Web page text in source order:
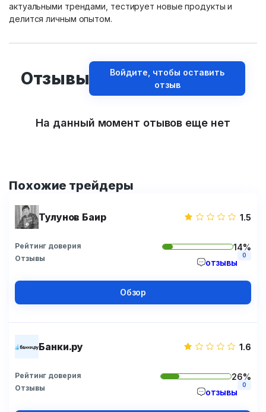
актуальными трендами, тестирует новые продукты и
делится личным опытом.
Отзывы
Войдите, чтобы оставить
отзыв
На данный момент отывов еще нет
Похожие трейдеры
Тулунов Баир 1.5
Рейтинг доверия 14%
Отзывы отзывы
0
Обзор
Банки.ру 1.6
Рейтинг доверия 26%
Отзывы отзывы
0